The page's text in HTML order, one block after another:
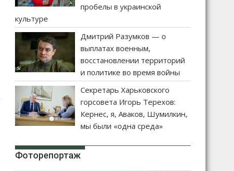
пробелы в украинской
культуре
Дмитрий Разумков — о
выплатах военным,
восстановлении территорий
и политике во время войны
Секретарь Харьковского
горсовета Игорь Терехов:
Кернес, я, Аваков, Шумилкин,
мы были «одна среда»
Фоторепортаж